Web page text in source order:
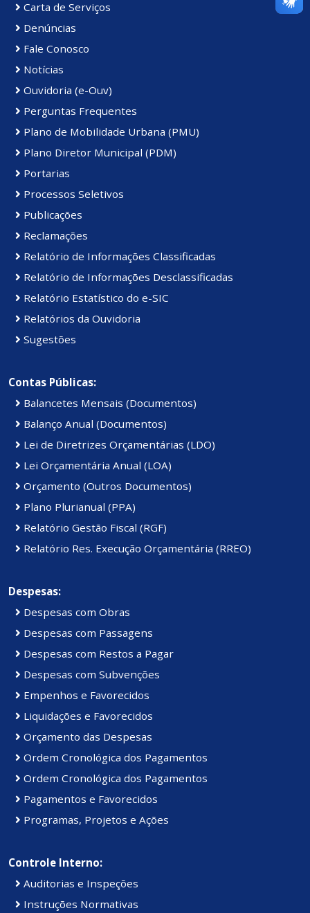
Carta de Serviços
Denúncias
Fale Conosco
Notícias
Ouvidoria (e-Ouv)
Perguntas Frequentes
Plano de Mobilidade Urbana (PMU)
Plano Diretor Municipal (PDM)
Portarias
Processos Seletivos
Publicações
Reclamações
Relatório de Informações Classificadas
Relatório de Informações Desclassificadas
Relatório Estatístico do e-SIC
Relatórios da Ouvidoria
Sugestões
Contas Públicas:
Balancetes Mensais (Documentos)
Balanço Anual (Documentos)
Lei de Diretrizes Orçamentárias (LDO)
Lei Orçamentária Anual (LOA)
Orçamento (Outros Documentos)
Plano Plurianual (PPA)
Relatório Gestão Fiscal (RGF)
Relatório Res. Execução Orçamentária (RREO)
Despesas:
Despesas com Obras
Despesas com Passagens
Despesas com Restos a Pagar
Despesas com Subvenções
Empenhos e Favorecidos
Liquidações e Favorecidos
Orçamento das Despesas
Ordem Cronológica dos Pagamentos
Ordem Cronológica dos Pagamentos
Pagamentos e Favorecidos
Programas, Projetos e Ações
Controle Interno:
Auditorias e Inspeções
Instruções Normativas